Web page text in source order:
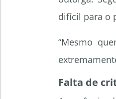
difícil para o
“Mesmo
Falta de